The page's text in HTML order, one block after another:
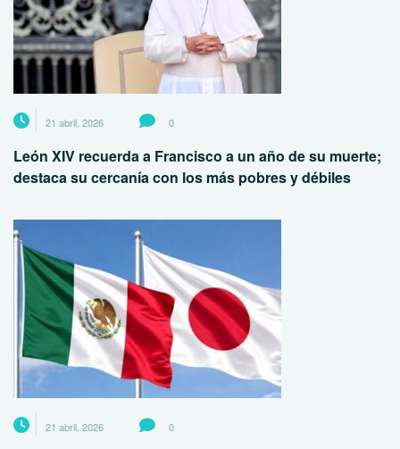
21 abril, 2026 0
León XIV recuerda a Francisco a un año de su muerte;
destaca su cercanía con los más pobres y débiles
21 abril, 2026 0